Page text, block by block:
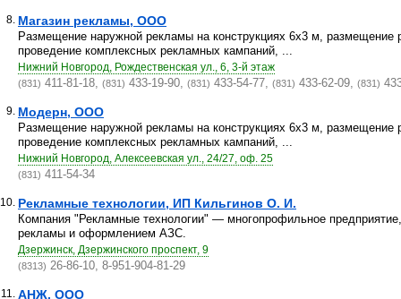
8. Магазин рекламы, ООО
Размещение наружной рекламы на конструкциях 6х3 м, размещение
проведение комплексных рекламных кампаний, ...
Нижний Новгород, Рождественская ул., 6, 3-й этаж
(831) 411-81-18, (831) 433-19-90, (831) 433-54-77, (831) 433-62-09, (831)
9. Модерн, ООО
Размещение наружной рекламы на конструкциях 6х3 м, размещение
проведение комплексных рекламных кампаний, ...
Нижний Новгород, Алексеевская ул., 24/27, оф. 25
(831) 411-54-34
10. Рекламные технологии, ИП Кильгинов О. И.
Компания "Рекламные технологии" — многопрофильное
рекламы и оформлением АЗС.
Дзержинск, Дзержинского проспект, 9
(8313) 26-86-10, 8-951-904-81-29
11. АНЖ, ООО